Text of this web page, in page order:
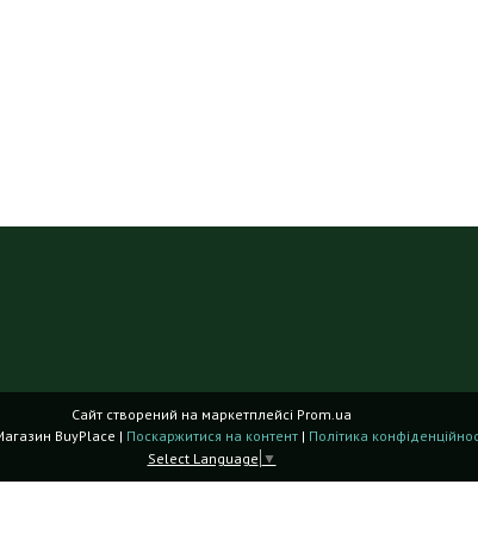
Сайт створений на маркетплейсі Prom.ua
Інтернет Магазин BuyPlace | Поскаржитися на контент | Політика
Select Language ▼